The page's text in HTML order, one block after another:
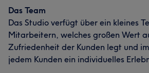
Das Team
Das Studio verfügt über ein kleines
Mitarbeitern, welches großen Wert
Zufriedenheit der Kunden legt und
jedem Kunden ein individuelles